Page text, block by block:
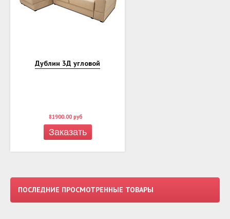
Дублин 3Д угловой
81900.00 руб
Заказать
ПОСЛЕДНИЕ ПРОСМОТРЕННЫЕ ТОВАРЫ